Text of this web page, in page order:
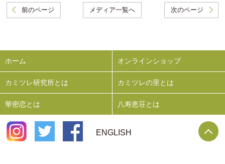
次のページ
前のページ メディア一覧へ
ホーム オンラインショップ
カミツレ研究所とは カミツレの里とは
華密恋とは 八寿恵荘とは
ENGLISH